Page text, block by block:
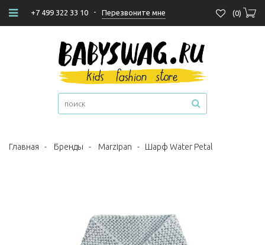
+7 499 322 33 10 - Перезвоните мне (0)
Главная - Бренды - Marzipan - Шарф Water Petal